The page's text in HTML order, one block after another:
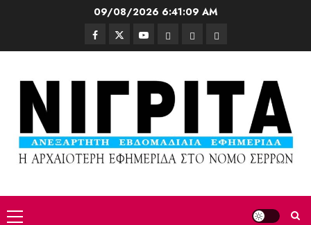
09/08/20266:41:11 AM